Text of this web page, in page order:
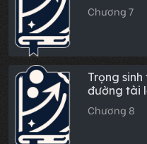
Chương 7
Trọng sinh
đường tài
ta
Chương 8